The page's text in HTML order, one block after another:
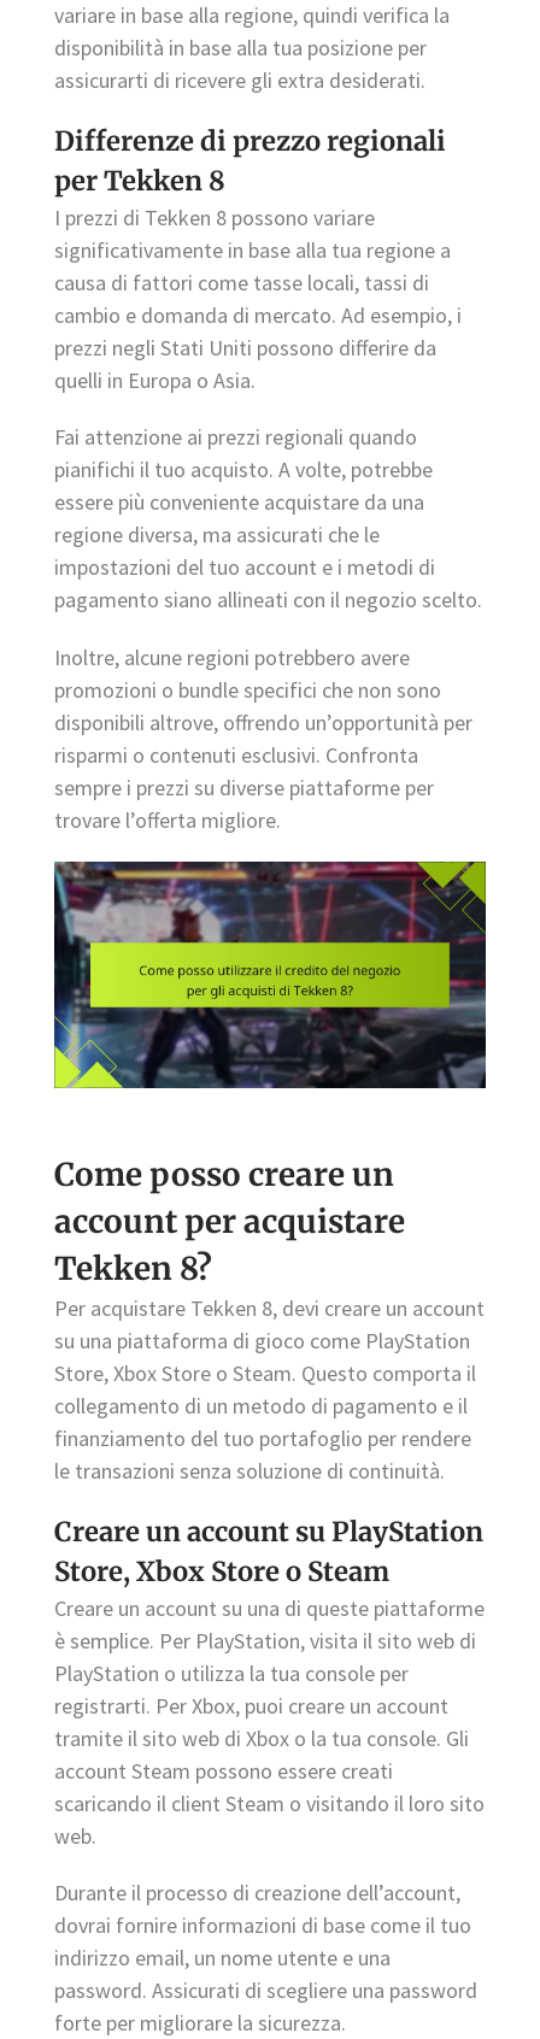
variare in base alla regione, quindi verifica la
disponibilità in base alla tua posizione per
assicurarti di ricevere gli extra desiderati.
Differenze di prezzo regionali
per Tekken 8
I prezzi di Tekken 8 possono variare
significativamente in base alla tua regione a
causa di fattori come tasse locali, tassi di
cambio e domanda di mercato. Ad esempio, i
prezzi negli Stati Uniti possono differire da
quelli in Europa o Asia.
Fai attenzione ai prezzi regionali quando
pianifichi il tuo acquisto. A volte, potrebbe
essere più conveniente acquistare da una
regione diversa, ma assicurati che le
impostazioni del tuo account e i metodi di
pagamento siano allineati con il negozio scelto.
Inoltre, alcune regioni potrebbero avere
promozioni o bundle specifici che non sono
disponibili altrove, offrendo un’opportunità per
risparmi o contenuti esclusivi. Confronta
sempre i prezzi su diverse piattaforme per
trovare l’offerta migliore.
Come posso creare un
account per acquistare
Tekken 8?
Per acquistare Tekken 8, devi creare un account
su una piattaforma di gioco come PlayStation
Store, Xbox Store o Steam. Questo comporta il
collegamento di un metodo di pagamento e il
finanziamento del tuo portafoglio per rendere
le transazioni senza soluzione di continuità.
Creare un account su PlayStation
Store, Xbox Store o Steam
Creare un account su una di queste piattaforme
è semplice. Per PlayStation, visita il sito web di
PlayStation o utilizza la tua console per
registrarti. Per Xbox, puoi creare un account
tramite il sito web di Xbox o la tua console. Gli
account Steam possono essere creati
scaricando il client Steam o visitando il loro sito
web.
Durante il processo di creazione dell’account,
dovrai fornire informazioni di base come il tuo
indirizzo email, un nome utente e una
password. Assicurati di scegliere una password
forte per migliorare la sicurezza.